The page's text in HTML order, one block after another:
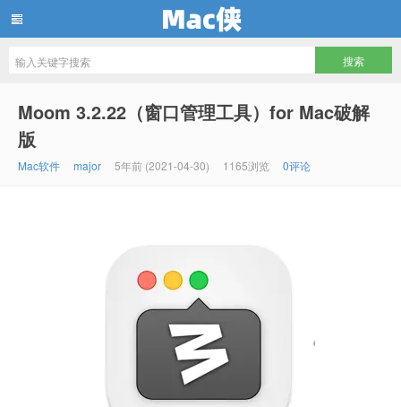
Moom 3.2.22（窗口管理工具）for Mac破解
版
Mac软件 major 5年前 (2021-04-30) 1165浏览 0评论